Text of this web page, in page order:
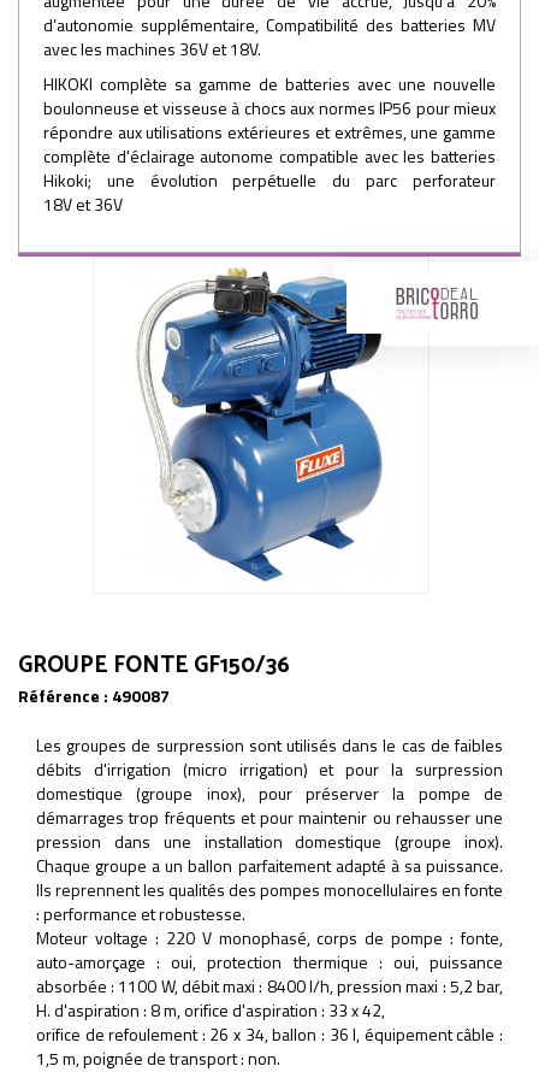
d’autonomie supplémentaire, Compatibilité des batteries MV
avec les machines 36V et 18V.
HIKOKI complète sa gamme de batteries avec une nouvelle
boulonneuse et visseuse à chocs aux normes IP56 pour mieux
répondre aux utilisations extérieures et extrêmes, une gamme
complète d'éclairage autonome compatible avec les batteries
Hikoki; une évolution perpétuelle du parc perforateur
18V et 36V
GROUPE FONTE GF150/36
Référence : 490087
Les groupes de surpression sont utilisés dans le cas de faibles
débits d'irrigation (micro irrigation) et pour la surpression
domestique (groupe inox), pour préserver la pompe de
démarrages trop fréquents et pour maintenir ou rehausser une
pression dans une installation domestique (groupe inox).
Chaque groupe a un ballon parfaitement adapté à sa puissance.
Ils reprennent les qualités des pompes monocellulaires en fonte
: performance et robustesse.
Moteur voltage : 220 V monophasé, corps de pompe : fonte,
auto-amorçage : oui, protection thermique : oui, puissance
absorbée : 1100 W, débit maxi : 8400 l/h, pression maxi : 5,2 bar,
H. d'aspiration : 8 m, orifice d'aspiration : 33 x 42,
orifice de refoulement : 26 x 34, ballon : 36 l, équipement câble :
1,5 m, poignée de transport : non.